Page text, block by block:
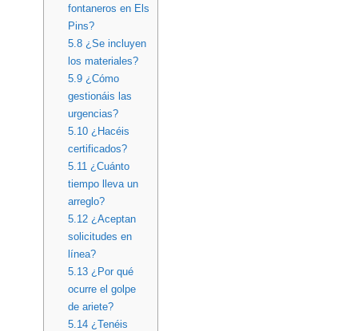
fontaneros en Els
Pins?
5.8¿Se incluyen
los materiales?
5.9¿Cómo
gestionáis las
urgencias?
5.10¿Hacéis
certificados?
5.11 ¿Cuánto
tiempo lleva un
arreglo?
5.12¿Aceptan
solicitudes en
línea?
5.13¿Por qué
ocurre el golpe
de ariete?
5.14¿Tenéis